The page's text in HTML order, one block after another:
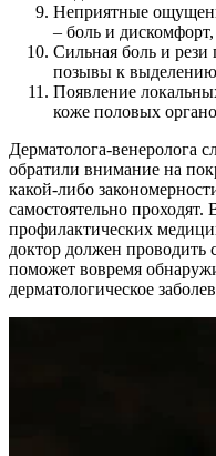
Неприятные
– боль и
Сильная боль и
позывы к
Появление
коже половых
Дерматолога-венеролога
обратили внимание на
какой-либо
самостоятельно
профилактических
доктор должен проводить
поможет вовремя
дерматологическое